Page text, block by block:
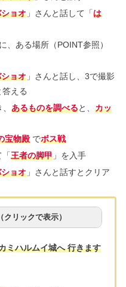
ョオ」さんと話して「は
、ある場所（POINT参照）
ョオ」さんと話し、3で撮影
答える
あるものを調べると、 カッ
宝物殿でボス戦
王者の脚甲」を入手
ョオ」さんと話すとクリア
リックで表示）
ミハルムイ城へ 行きます